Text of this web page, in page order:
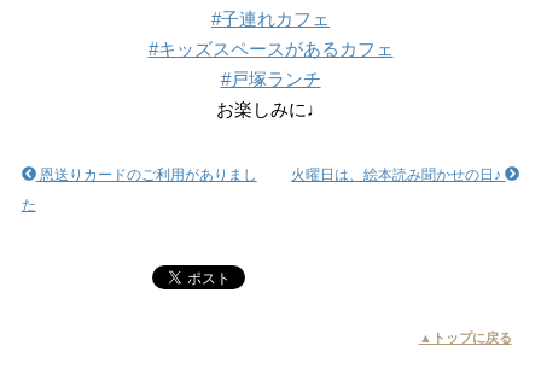
#子連れカフェ
#キッズスペースがあるカフェ
#戸塚ランチ
お楽しみに♩
火曜日は、絵本読み聞かせの日♪
恩送りカードのご利用がありまし
た
▲トップに戻る